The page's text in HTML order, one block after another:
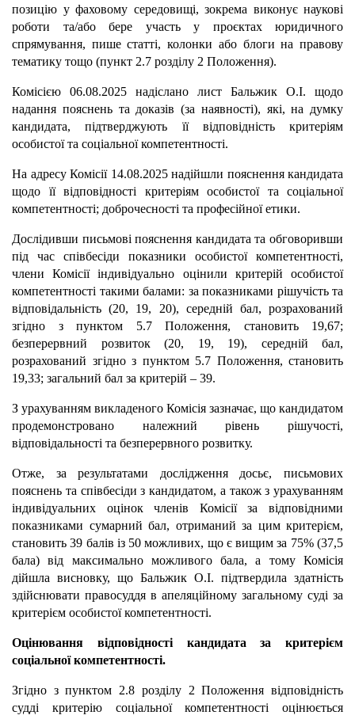
позицію у фаховому середовищі, зокрема виконує наукові
роботи та/або бере участь у проєктах юридичного
спрямування, пише статті, колонки або блоги на правову
тематику тощо (пункт 2.7 розділу 2 Положення).
Комісією 06.08.2025 надіслано лист Бальжик О.І. щодо
надання пояснень та доказів (за наявності), які, на думку
кандидата, підтверджують її відповідність критеріям
особистої та соціальної компетентності.
На адресу Комісії 14.08.2025 надійшли пояснення кандидата
щодо її відповідності критеріям особистої та соціальної
компетентності; доброчесності та професійної етики.
Дослідивши письмові пояснення кандидата та обговоривши
під час співбесіди показники особистої компетентності,
члени Комісії індивідуально оцінили критерій особистої
компетентності такими балами: за показниками рішучість та
відповідальність (20, 19, 20), середній бал, розрахований
згідно з пунктом 5.7 Положення, становить 19,67;
безперервний розвиток (20, 19, 19), середній бал,
розрахований згідно з пунктом 5.7 Положення, становить
19,33; загальний бал за критерій – 39.
З урахуванням викладеного Комісія зазначає, що кандидатом
продемонстровано належний рівень рішучості,
відповідальності та безперервного розвитку.
Отже, за результатами дослідження досьє, письмових
пояснень та співбесіди з кандидатом, а також з урахуванням
індивідуальних оцінок членів Комісії за відповідними
показниками сумарний бал, отриманий за цим критерієм,
становить 39 балів із 50 можливих, що є вищим за 75% (37,5
бала) від максимально можливого бала, а тому Комісія
дійшла висновку, що Бальжик О.І. підтвердила здатність
здійснювати правосуддя в апеляційному загальному суді за
критерієм особистої компетентності.
Оцінювання відповідності кандидата за критерієм
соціальної компетентності.
Згідно з пунктом 2.8 розділу 2 Положення відповідність
судді критерію соціальної компетентності оцінюється